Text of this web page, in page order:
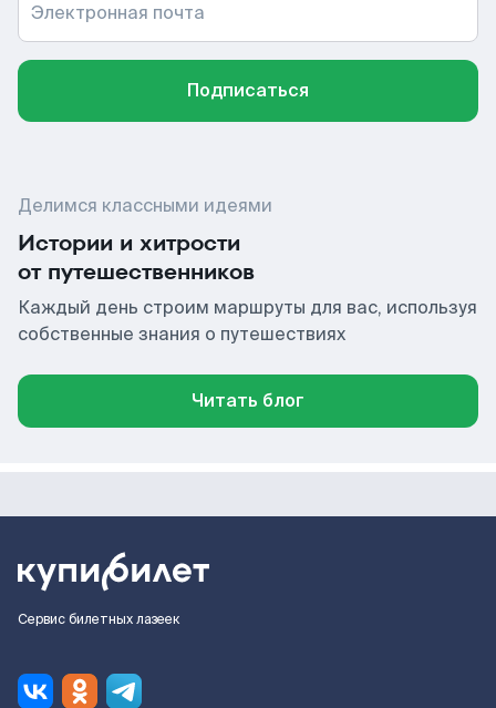
Электронная почта
Подписаться
Делимся классными идеями
Истории и хитрости
от путешественников
Каждый день строим маршруты для вас, используя
собственные знания о путешествиях
Читать блог
Сервис билетных лазеек